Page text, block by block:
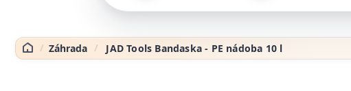
Záhrada JAD Tools Bandaska - PE nádoba 10 l